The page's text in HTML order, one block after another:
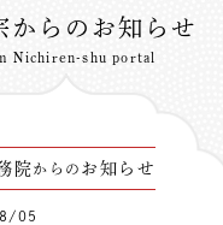
からのお知らせ
Nichiren-shu portal
院からの お知らせ
05